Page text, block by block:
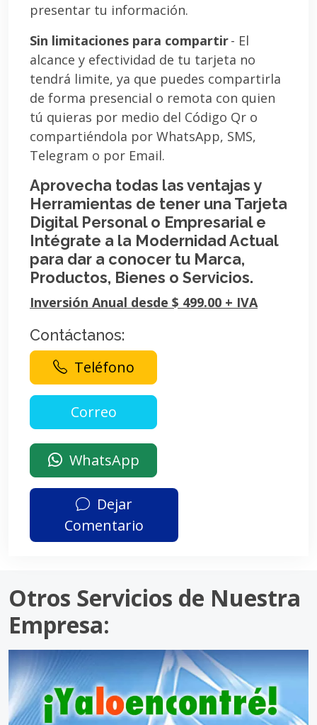
presentar tu información.
Sin limitaciones para compartir- El
alcance y efectividad de tu tarjeta no
tendrá limite, ya que puedes compartirla
de forma presencial o remota con quien
tú quieras por medio del Código Qr o
compartiéndola por WhatsApp, SMS,
Telegram o por Email.
Aprovecha todas las ventajas y
Herramientas de tener una Tarjeta
Digital Personal o Empresarial e
Intégrate a la Modernidad Actual
para dar a conocer tu Marca,
Productos, Bienes o Servicios.
Inversión Anual desde $ 499.00 + IVA
Contáctanos:
Teléfono
WhatsApp
Dejar
Comentario
Otros Servicios de Nuestra
Empresa: